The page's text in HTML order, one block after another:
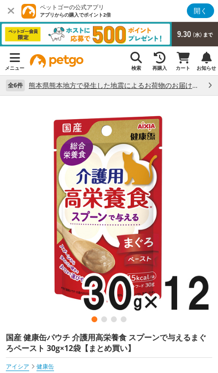
ペットゴーの公式アプリ
アプリからの購入でポイント2倍 開く
メニュー 検索 再購入 カート お知らせ
全6件 熊本県熊本地方で発生した地震によるお荷物のお届け状況について （7/28）
国産 健康缶パウチ 介護用高栄養食 スプーンで与えるまぐ
ろペースト 30g×12袋【まとめ買い】
アイシア
健康缶